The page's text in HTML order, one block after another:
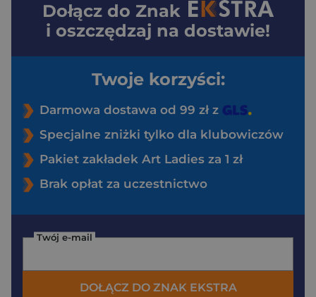
Dołącz do Znak
i oszczędzaj na dostawie!
Twoje korzyści:
Darmowa dostawa od 99 zł z
Specjalne zniżki tylko dla klubowiczów
Pakiet zakładek Art Ladies za 1 zł
Brak opłat za uczestnictwo
Twój e-mail
DOŁĄCZ DO ZNAK EKSTRA